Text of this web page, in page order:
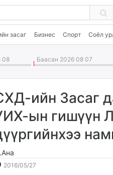
засаг Бизнес Спорт Соёл
08 Баасан 2026 08 07
ийн Засаг
ын гишүүн
2016/05/27